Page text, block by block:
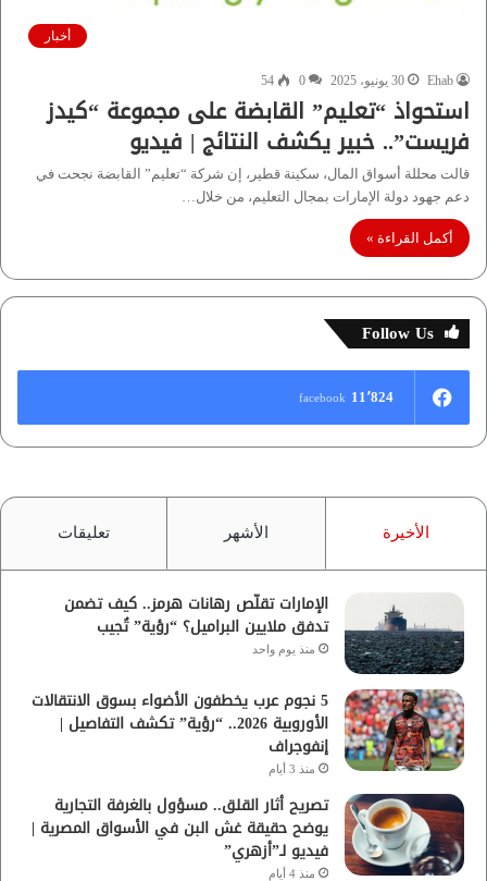
أخبار
Ehab 30 يونيو، 2025 0
54
استحواذ “تعليم” القابضة على مجموعة “كيدز
فريست”.. خبير يكشف النتائج | فيديو
قالت محللة أسواق المال، سكينة قطير، إن شركة “تعليم” القابضة نجحت في
دعم جهود دولة الإمارات بمجال التعليم، من خلال…
أكمل القراءة »
Follow Us
11٬824 facebook
الأخيرة الأشهر تعليقات
الإمارات تقلّص رهانات هرمز.. كيف تضمن
تدفق ملايين البراميل؟ “رؤية” تُجيب
منذ يوم واحد
5 نجوم عرب يخطفون الأضواء بسوق الانتقالات
الأوروبية 2026.. “رؤية” تكشف التفاصيل |
إنفوجراف
منذ 3 أيام
تصريح أثار القلق.. مسؤول بالغرفة التجارية
يوضح حقيقة غش البن في الأسواق المصرية |
فيديو لـ”أزهري”
منذ 4 أيام